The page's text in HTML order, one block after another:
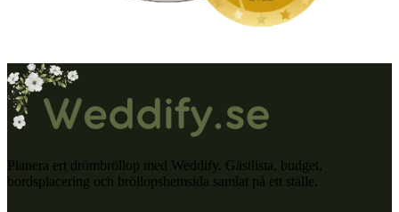
Planera ert drömbröllop med Weddify. Gästlista, budget,
bordsplacering och bröllopshemsida samlat på ett ställe.